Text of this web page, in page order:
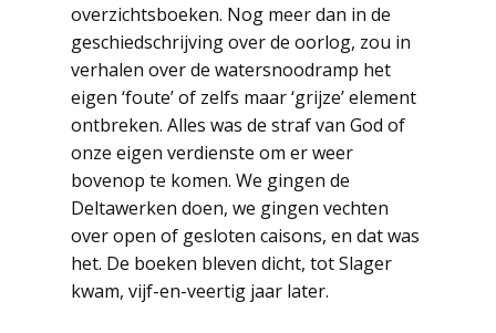
overzichtsboeken. Nog meer dan in de
geschiedschrijving over de oorlog, zou in
verhalen over de watersnoodramp het
eigen ‘foute’ of zelfs maar ‘grijze’ element
ontbreken. Alles was de straf van God of
onze eigen verdienste om er weer
bovenop te komen. We gingen de
Deltawerken doen, we gingen vechten
over open of gesloten caisons, en dat was
het. De boeken bleven dicht, tot Slager
kwam, vijf-en-veertig jaar later.